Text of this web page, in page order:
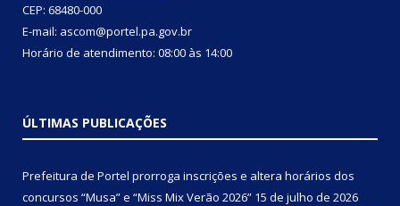
CEP: 68480-000
E-mail: ascom@portel.pa.gov.br
Horário de atendimento: 08:00 às 14:00
ÚLTIMAS PUBLICAÇÕES
Prefeitura de Portel prorroga inscrições e altera horários dos
concursos “Musa” e “Miss Mix Verão 2026” 15 de julho de 2026